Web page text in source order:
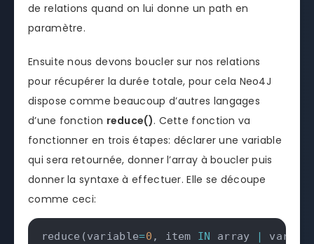
de relations quand on lui donne un path en
paramètre.
Ensuite nous devons boucler sur nos relations
pour récupérer la durée totale, pour cela Neo4J
dispose comme beaucoup d’autres langages
d’une fonction reduce(). Cette fonction va
fonctionner en trois étapes: déclarer une variable
qui sera retournée, donner l’array à boucler puis
donner la syntaxe à effectuer. Elle se découpe
comme ceci:
reduce (variable=0 , item IN array |